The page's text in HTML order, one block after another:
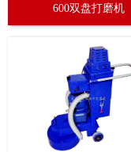
600双盘打磨机